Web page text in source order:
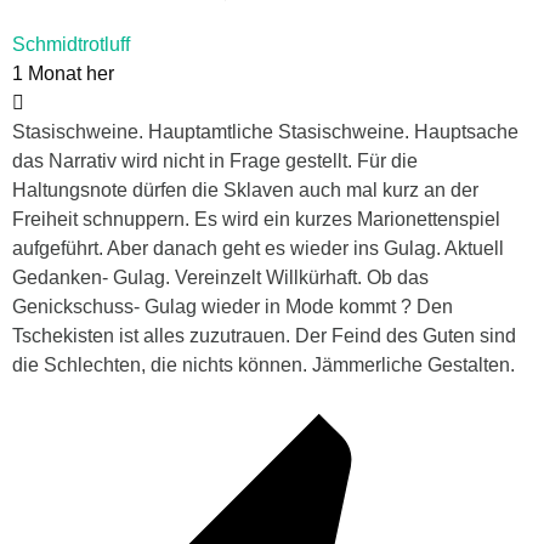
Schmidtrotluff
1 Monat her
Stasischweine. Hauptamtliche Stasischweine. Hauptsache
das Narrativ wird nicht in Frage gestellt. Für die
Haltungsnote dürfen die Sklaven auch mal kurz an der
Freiheit schnuppern. Es wird ein kurzes Marionettenspiel
aufgeführt. Aber danach geht es wieder ins Gulag. Aktuell
Gedanken- Gulag. Vereinzelt Willkürhaft. Ob das
Genickschuss- Gulag wieder in Mode kommt ? Den
Tschekisten ist alles zuzutrauen. Der Feind des Guten sind
die Schlechten, die nichts können. Jämmerliche Gestalten.